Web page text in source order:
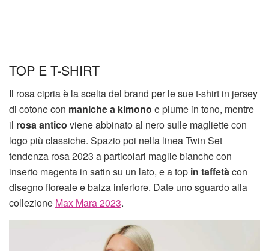
TOP E T-SHIRT
Il rosa cipria è la scelta del brand per le sue t-shirt in jersey
di cotone con maniche a kimono e piume in tono, mentre
il rosa antico viene abbinato al nero sulle magliette con
logo più classiche. Spazio poi nella linea Twin Set
tendenza rosa 2023 a particolari maglie bianche con
inserto magenta in satin su un lato, e a top in taffetàcon
disegno floreale e balza inferiore. Date uno sguardo alla
collezione Max Mara 2023.